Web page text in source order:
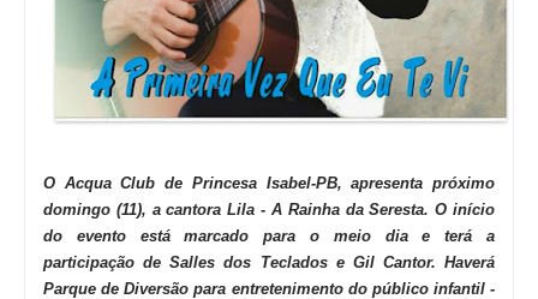
O Acqua Club de Princesa Isabel-PB, apresenta próximo
domingo (11), a cantora Lila - A Rainha da Seresta. O início
do evento está marcado para o meio dia e terá a
participação de Salles dos Teclados e Gil Cantor. Haverá
Parque de Diversão para entretenimento do público infantil -